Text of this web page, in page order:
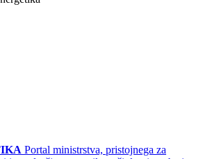
Portal ministrstva, pristojnega za